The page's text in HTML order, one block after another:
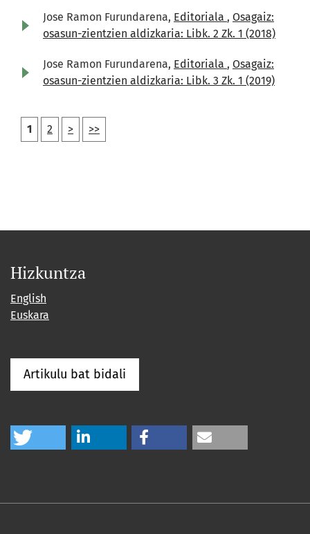
Jose Ramon Furundarena, Editoriala , Osagaiz:
osasun-zientzien aldizkaria: Libk. 2 Zk. 1 (2018)
Jose Ramon Furundarena, Editoriala , Osagaiz:
osasun-zientzien aldizkaria: Libk. 3 Zk. 1 (2019)
1 2 > >>
Hizkuntza
English
Euskara
Artikulu bat bidali